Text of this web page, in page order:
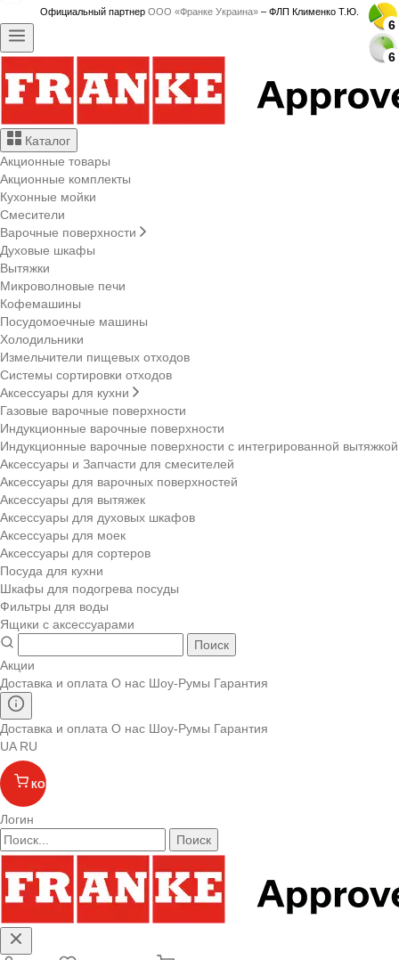
Официальный партнер ООО «Франке Украина» – ФЛП Клименко Т.Ю.
Каталог
Акционные товары
Акционные комплекты
Кухонные мойки
Смесители
Варочные поверхности
Духовые шкафы
Вытяжки
Микроволновые печи
Кофемашины
Посудомоечные машины
Холодильники
Измельчители пищевых отходов
Системы сортировки отходов
Аксессуары для кухни
Газовые варочные поверхности
Индукционные варочные поверхности
Индукционные варочные поверхности с интегрированной вытяжкой
Аксессуары и Запчасти для смесителей
Аксессуары для варочных поверхностей
Аксессуары для вытяжек
Аксессуары для духовых шкафов
Аксессуары для моек
Аксессуары для сортеров
Посуда для кухни
Шкафы для подогрева посуды
Фильтры для воды
Ящики с аксессуарами
Поиск
Акции
Доставка и оплата О нас Шоу-Румы Гарантия
Доставка и оплата О нас Шоу-Румы Гарантия
UA RU
КОРЗИНА
Логин
Поиск
6
6
6
6
6
6
6
6
6
6
6
6
6
6
6
6
6
6
6
6
6
6
6
6